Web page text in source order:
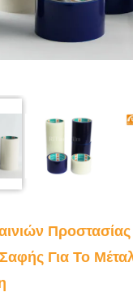
Για Το